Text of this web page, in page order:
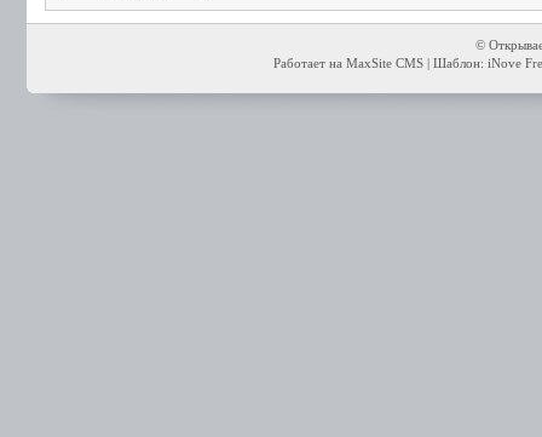
©
Работает на MaxSite CMS | Шаблон: iNove